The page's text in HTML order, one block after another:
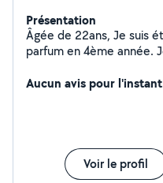
Présentation
Âgée de 22ans, Je suis étudiante à l'école supérieure du
parfum en 4ème année. Je suis disponible pour du baby-
Aucun avis pour l'instant
Voir le profil